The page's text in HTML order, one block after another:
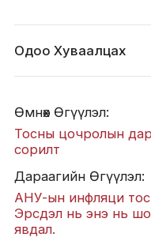
Одоо Хуваалцах
Өмнөх Өгүүлэл:
Тосны цочролын
сорилт
Дараагийн Өгүүлэл:
АНУ-ын инфляци
Эрсдэл нь энэ нь
явдал.